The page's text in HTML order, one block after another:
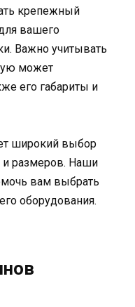
крепежный
вашего
Важно учитывать
может
его габариты и
широкий выбор
и размеров. Наши
вам выбрать
оборудования.